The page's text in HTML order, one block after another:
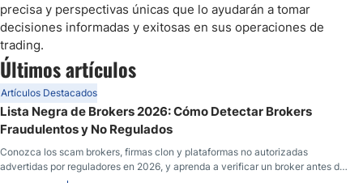
precisa y perspectivas únicas que lo ayudarán a tomar
decisiones informadas y exitosas en sus operaciones de
trading.
Últimos artículos
Artículos Destacados
Lista Negra de Brokers 2026: Cómo Detectar Brokers
Fraudulentos y No Regulados
Conozca los scam brokers, firmas clon y plataformas no autorizadas
advertidas por reguladores en 2026, y aprenda a verificar un broker antes de